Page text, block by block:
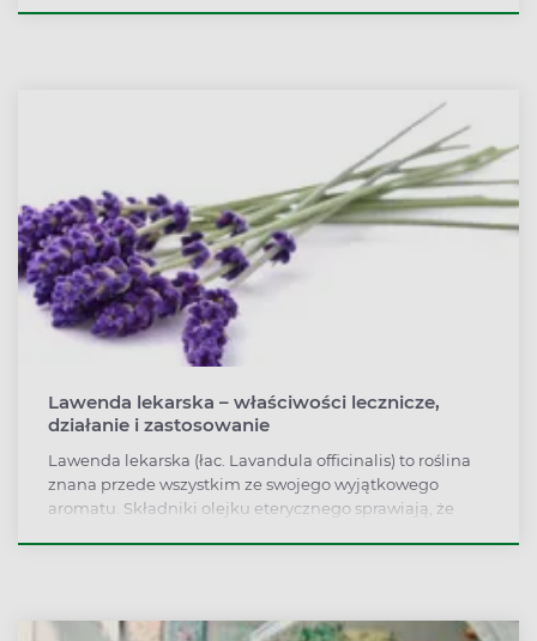
Lawenda lekarska – właściwości lecznicze,
działanie i zastosowanie
Lawenda lekarska (łac. Lavandula officinalis) to roślina
znana przede wszystkim ze swojego wyjątkowego
aromatu. Składniki olejku eterycznego sprawiają, że
Lawenda lekarska zajmuje ważne miejsce w sztuce